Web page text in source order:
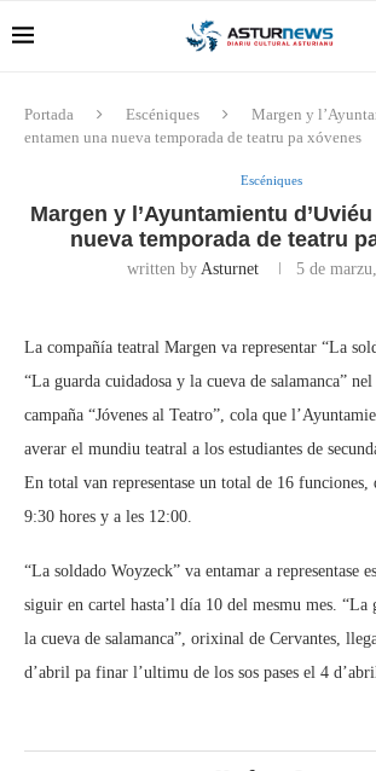
Portada Escéniques
Margen y
entamen una nueva temporada de teatru pa xóvenes
Escéniques
Margen y l’Ayuntamientu
nueva temporada de teatru
written by Asturnet 5 de
La compañía teatral Margen va representar “La
“La guarda cuidadosa y la cueva de salamanca”
campaña “Jóvenes al Teatro”, cola que
averar el mundiu teatral a los estudiantes de
En total van representase un total de 16 funciones,
9:30 hores y a les 12:00.
“La soldado Woyzeck” va entamar a representase
siguir en cartel hasta’l día 10 del mesmu mes. “La
la cueva de salamanca”, orixinal de Cervantes,
d’abril pa finar l’ultimu de los sos pases el 4